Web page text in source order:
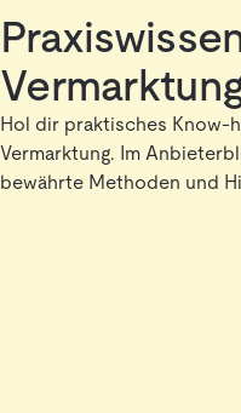
Hol dir praktisches Know-
Vermarktung. Im
bewährte Methoden und
Kunden machst – mit